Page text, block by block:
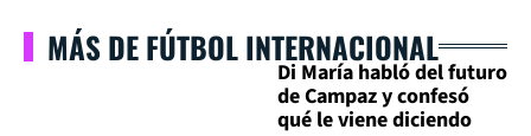
MÁS DE FÚTBOL INTERNACIONAL
Di María habló del futuro
de Campaz y confesó
qué le viene diciendo